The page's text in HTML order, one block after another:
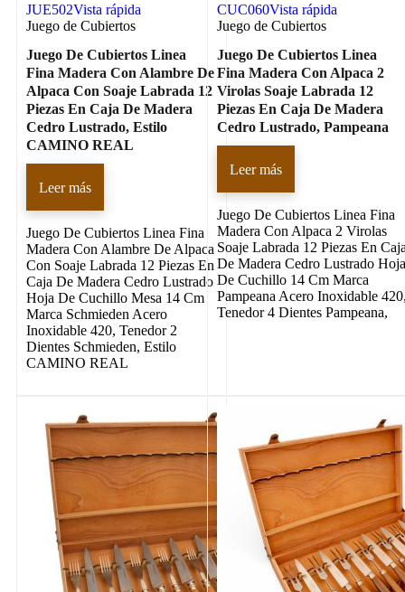
JUE502Vista rápida
Juego de Cubiertos
Juego De Cubiertos Linea
Fina Madera Con Alambre De
Alpaca Con Soaje Labrada 12
Piezas En Caja De Madera
Cedro Lustrado, Estilo
CAMINO REAL
Leer más
Juego De Cubiertos Linea Fina
Madera Con Alambre De Alpaca
Con Soaje Labrada 12 Piezas En
Caja De Madera Cedro Lustrado
Hoja De Cuchillo Mesa 14 Cm
Marca Schmieden Acero
Inoxidable 420, Tenedor 2
Dientes Schmieden, Estilo
CAMINO REAL
CUC060Vista rápida
Juego de Cubiertos
Juego De Cubiertos Linea
Fina Madera Con Alpaca 2
Virolas Soaje Labrada 12
Piezas En Caja De Madera
Cedro Lustrado, Pampeana
Leer más
Juego De Cubiertos Linea Fina
Madera Con Alpaca 2 Virolas
Soaje Labrada 12 Piezas En
De Madera Cedro Lustrado Hoja
De Cuchillo 14 Cm Marca
Pampeana Acero Inoxidable
Tenedor 4 Dientes Pampeana,